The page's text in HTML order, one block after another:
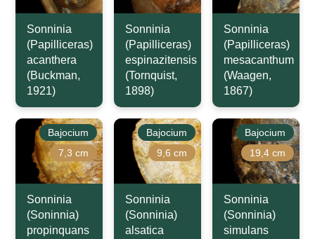
Sonninia
(Papilliceras)
acanthera
(Buckman,
1921)
Sonninia
(Papilliceras)
espinazitensis
(Tornquist,
1898)
Sonninia
(Papilliceras)
mesacanthum
(Waagen,
1867)
Bajocium
7,3 cm
Sonninia
(Soninnia)
propinquans
Bajocium
9,6 cm
Sonninia
(Sonninia)
alsatica
Bajocium
19,4 cm
Sonninia
(Sonninia)
simulans